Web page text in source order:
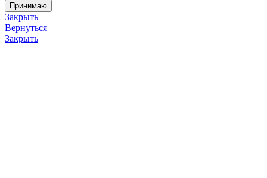
Принимаю
Закрыть
Вернуться
Закрыть